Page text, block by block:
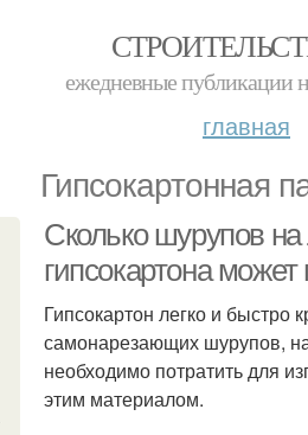
ежедневные публикации
главная
Гипсокартонная
Сколько шурупов на
гипсокартона
Гипсокартон легко и
самонарезающих шурупов,
необходимо потратить для
этим материалом.